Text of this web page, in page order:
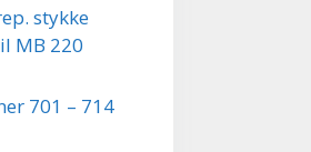
stykke
MB 220
701 – 714